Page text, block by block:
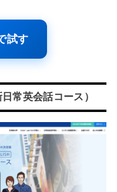
試す
常英会話コース）